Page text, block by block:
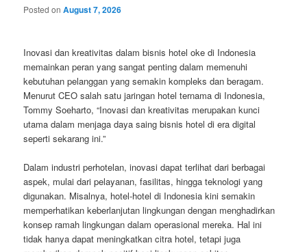
Posted onAugust 7, 2026
Inovasi dan kreativitas dalam bisnis hotel oke di Indonesia
memainkan peran yang sangat penting dalam memenuhi
kebutuhan pelanggan yang semakin kompleks dan beragam.
Menurut CEO salah satu jaringan hotel ternama di Indonesia,
Tommy Soeharto, “Inovasi dan kreativitas merupakan kunci
utama dalam menjaga daya saing bisnis hotel di era digital
seperti sekarang ini.”
Dalam industri perhotelan, inovasi dapat terlihat dari berbagai
aspek, mulai dari pelayanan, fasilitas, hingga teknologi yang
digunakan. Misalnya, hotel-hotel di Indonesia kini semakin
memperhatikan keberlanjutan lingkungan dengan menghadirkan
konsep ramah lingkungan dalam operasional mereka. Hal ini
tidak hanya dapat meningkatkan citra hotel, tetapi juga